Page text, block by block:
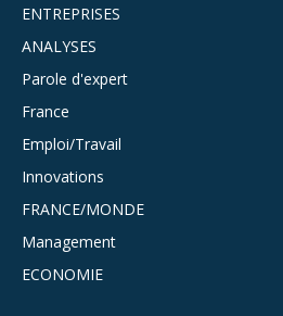
ENTREPRISES
ANALYSES
Parole d'expert
France
Emploi/Travail
Innovations
FRANCE/MONDE
Management
ECONOMIE